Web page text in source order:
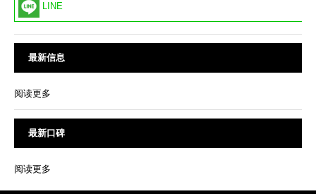
LINE
最新信息
阅读更多
最新口碑
阅读更多